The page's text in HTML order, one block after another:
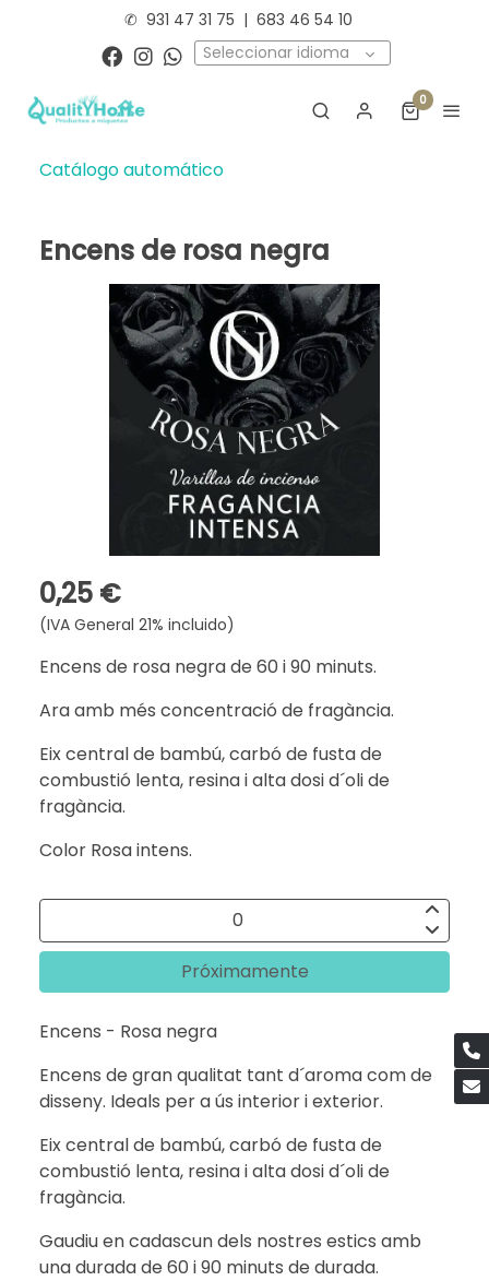
✆ 931 47 31 75 | 683 46 54 10
Seleccionar idioma
0
Catálogo automático
Encens de rosa negra
0,25 €
(IVA General 21% incluido)
Encens de rosa negra de 60 i 90 minuts.
Ara amb més concentració de fragància.
Eix central de bambú, carbó de fusta de
combustió lenta, resina i alta dosi d´oli de
fragància.
Color Rosa intens.
Próximamente
Encens - Rosa negra
Encens de gran qualitat tant d´aroma com de
disseny. Ideals per a ús interior i exterior.
Eix central de bambú, carbó de fusta de
combustió lenta, resina i alta dosi d´oli de
fragància.
Gaudiu en cadascun dels nostres estics amb
una durada de 60 i 90 minuts de durada.